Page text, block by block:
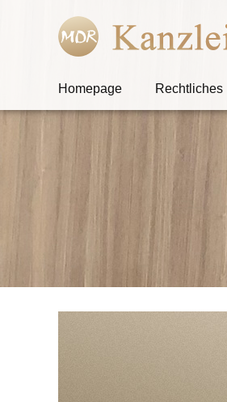
Homepage Rechtliches